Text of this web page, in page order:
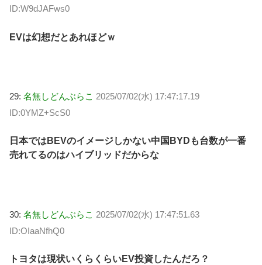
ID:W9dJAFws0
EVは幻想だとあれほどｗ
29: 名無しどんぶらこ 2025/07/02(水) 17:47:17.19
ID:0YMZ+ScS0
日本ではBEVのイメージしかない中国BYDも台数が一番
売れてるのはハイブリッドだからな
30: 名無しどんぶらこ 2025/07/02(水) 17:47:51.63
ID:OIaaNfhQ0
トヨタは現状いくらくらいEV投資したんだろ？